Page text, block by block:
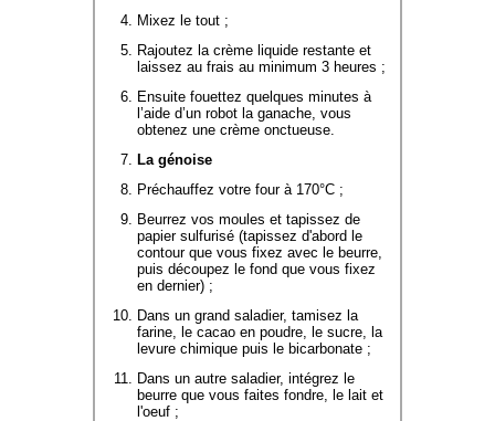
Mixez le tout ;
Rajoutez la crème liquide restante et
laissez au frais au minimum 3 heures ;
Ensuite fouettez quelques minutes à
l’aide d’un robot la ganache, vous
obtenez une crème onctueuse.
La génoise
Préchauffez votre four à 170°C ;
Beurrez vos moules et tapissez de
papier sulfurisé (tapissez d'abord le
contour que vous fixez avec le beurre,
puis découpez le fond que vous fixez
en dernier) ;
Dans un grand saladier, tamisez la
farine, le cacao en poudre, le sucre, la
levure chimique puis le bicarbonate ;
Dans un autre saladier, intégrez le
beurre que vous faites fondre, le lait et
l'oeuf ;